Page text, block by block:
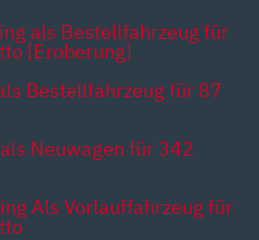
als Bestellfahrzeug für
[Eroberung]
Bestellfahrzeug für 87
Neuwagen für 342
Als Vorlauffahrzeug für